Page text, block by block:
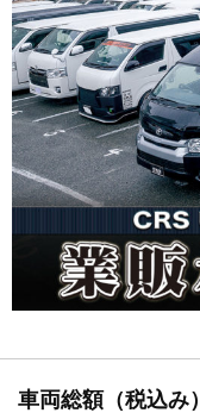
車両総額（税込み）